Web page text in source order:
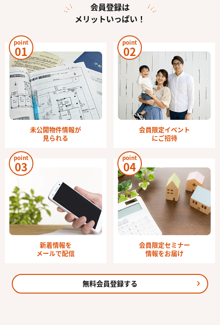
会員登録は
メリットいっぱい！
point
01
未公開物件情報が
見られる
point
02
会員限定イベント
にご招待
point
03
新着情報を
メールで配信
point
04
会員限定セミナー
情報をお届け
無料会員登録する